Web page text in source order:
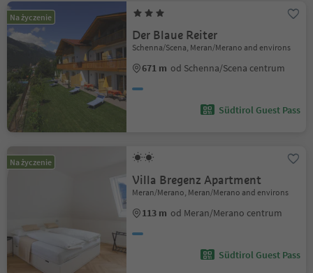
Na życzenie
Der Blaue Reiter
Schenna/Scena, Meran/Merano and environs
671 m od Schenna/Scena centrum
Südtirol Guest Pass
Na życzenie
Villa Bregenz Apartment
Meran/Merano, Meran/Merano and environs
113 m od Meran/Merano centrum
Südtirol Guest Pass